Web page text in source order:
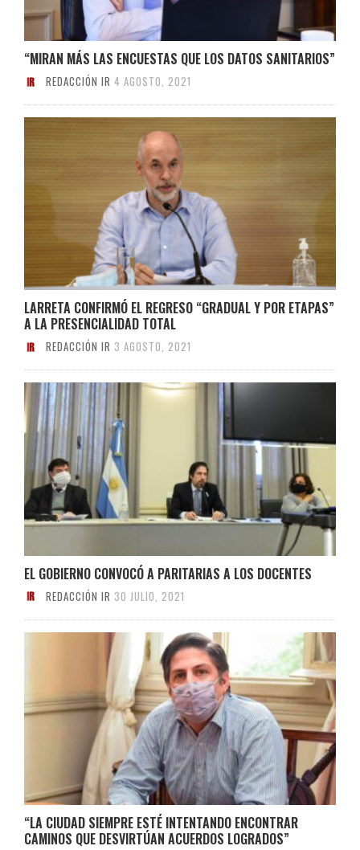
“MIRAN MÁS LAS ENCUESTAS QUE LOS DATOS SANITARIOS”
REDACCIÓN IR 4 AGOSTO, 2021
LARRETA CONFIRMÓ EL REGRESO “GRADUAL Y POR ETAPAS”
A LA PRESENCIALIDAD TOTAL
REDACCIÓN IR 3 AGOSTO, 2021
EL GOBIERNO CONVOCÓ A PARITARIAS A LOS DOCENTES
REDACCIÓN IR 30 JULIO, 2021
“LA CIUDAD SIEMPRE ESTÉ INTENTANDO ENCONTRAR
CAMINOS QUE DESVIRTÚAN ACUERDOS LOGRADOS”